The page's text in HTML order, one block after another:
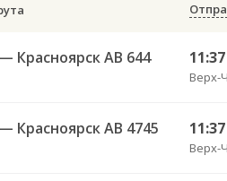
Красноярск АВ 644 11:37
Верх-
Красноярск АВ 4745 11:37
Верх-